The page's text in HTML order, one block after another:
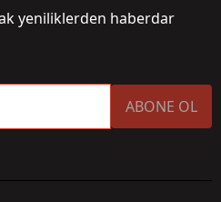
yeniliklerden haberdar
ABONE OL